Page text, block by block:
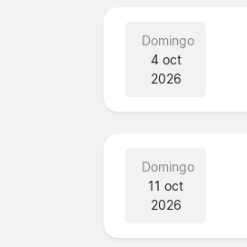
Domingo
4 oct
2026
Domingo
11 oct
2026